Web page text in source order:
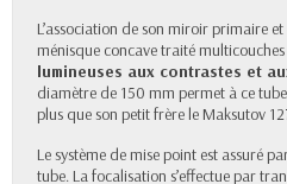
L’association de son miroir primaire
ménisque concave traité
lumineuses aux contrastes et
diamètre de 150 mm permet à ce
plus que son petit frère le Maksutov
Le système de mise point est assuré
tube. La focalisation s’effectue par